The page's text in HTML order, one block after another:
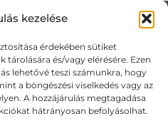
kezelése
érdekében sütiket
tárolására és/vagy elérésére. Ezen
lehetővé teszi számunkra, hogy
a böngészési viselkedés vagy az
A hozzájárulás megtagadása
hátrányosan befolyásolhat.
holisztikus
Level II
mentális
Több mint 15